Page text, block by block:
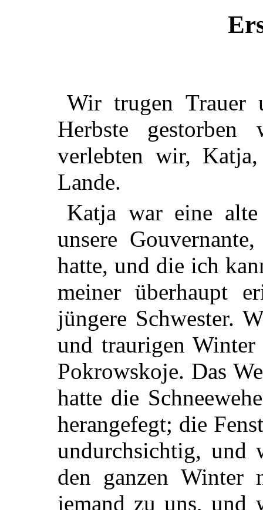
Wir trugen Trauer
Herbste
verlebten wir,
Lande.
Katja war eine alte
unsere
hatte, und die ich
meiner überhaupt
jüngere Schwester.
und traurigen
Pokrowskoje. Das
hatte die
herangefegt; die
undurchsichtig, und
den ganzen Winter
jemand zu uns, und